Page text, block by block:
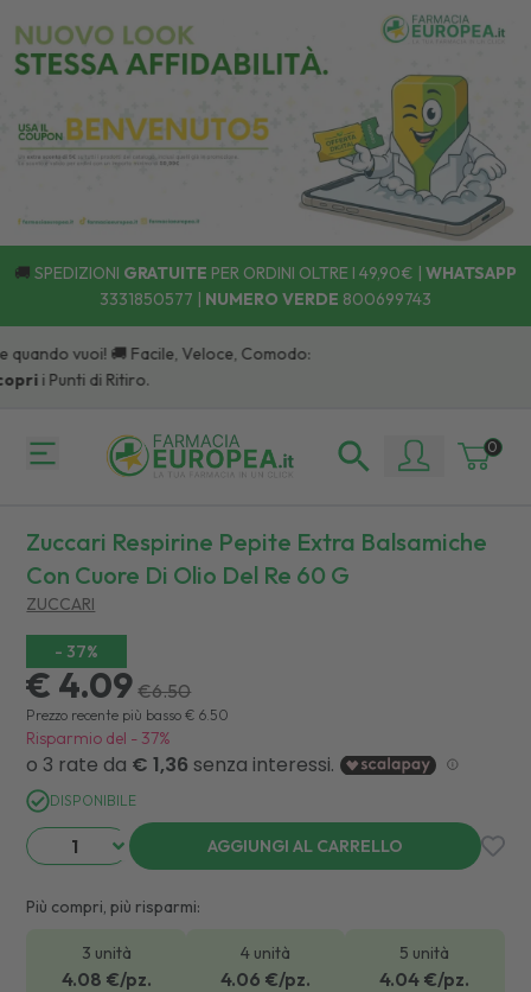
🚚 SPEDIZIONI GRATUITE PER ORDINI OLTRE I 49,90€ | WHATSAPP
3331850577 | NUMERO VERDE 800699743
vuoi! 🚚 Facile, Veloce, Comodo:
i Punti di Ritiro.
0
Zuccari Respirine Pepite Extra Balsamiche
Con Cuore Di Olio Del Re 60 G
ZUCCARI
- 37%
€ 4.09 €6.50
Prezzo recente più basso € 6.50
Risparmio del - 37%
DISPONIBILE
AGGIUNGI AL CARRELLO
Più compri, più risparmi:
3 unità
4.08 €/pz.
4 unità
4.06 €/pz.
5 unità
4.04 €/pz.